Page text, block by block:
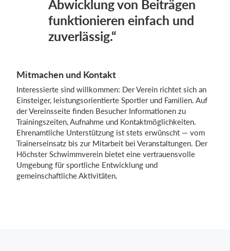
Abwicklung von Beiträgen
funktionieren einfach und
zuverlässig.“
Mitmachen und Kontakt
Interessierte sind willkommen: Der Verein richtet sich an
Einsteiger, leistungsorientierte Sportler und Familien. Auf
der Vereinsseite finden Besucher Informationen zu
Trainingszeiten, Aufnahme und Kontaktmöglichkeiten.
Ehrenamtliche Unterstützung ist stets erwünscht — vom
Trainerseinsatz bis zur Mitarbeit bei Veranstaltungen. Der
Höchster Schwimmverein bietet eine vertrauensvolle
Umgebung für sportliche Entwicklung und
gemeinschaftliche Aktivitäten.